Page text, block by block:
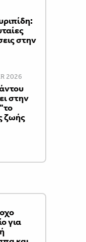
στην
2026
στην
ζωής
για